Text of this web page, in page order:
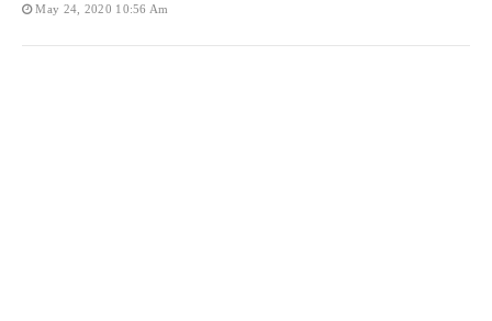
May 24, 2020 10:56 Am